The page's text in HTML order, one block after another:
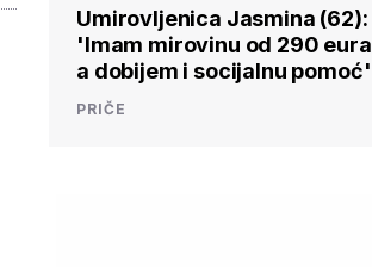
Umirovljenica Jasmina (62):
'Imam mirovinu od 290 eura,
a dobijem i socijalnu pomoć'
PRIČE